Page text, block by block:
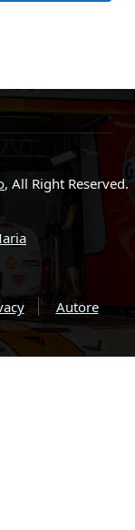
, All Right Reserved.
Autore